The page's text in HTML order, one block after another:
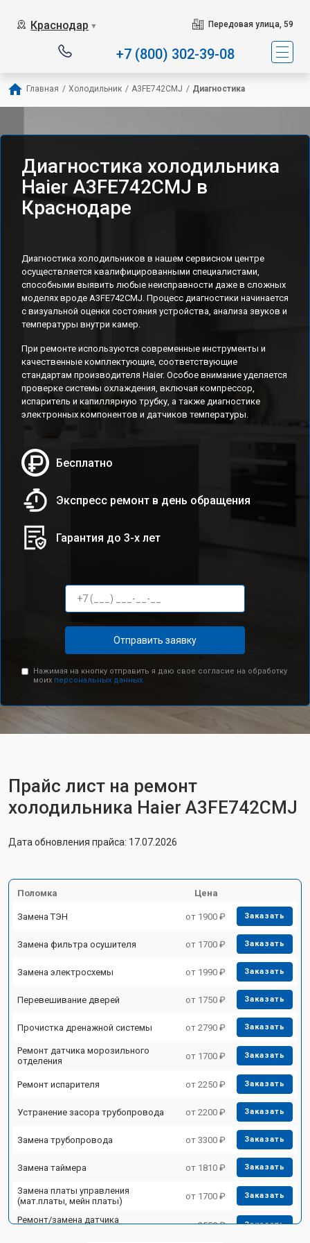
Краснодар ▼ Передовая улица, 59
+7 (800) 302-39-08
Главная / Холодильник / A3FE742CMJ / Диагностика
Диагностика холодильника
Haier A3FE742CMJ в
Краснодаре
Диагностика холодильников в нашем сервисном центре
осуществляется квалифицированными специалистами,
способными выявить любые неисправности даже в сложных
моделях вроде A3FE742CMJ. Процесс диагностики начинается
с визуальной оценки состояния устройства, анализа звуков и
температуры внутри камер.
При ремонте используются современные инструменты и
качественные комплектующие, соответствующие
стандартам производителя Haier. Особое внимание уделяется
проверке системы охлаждения, включая компрессор,
испаритель и капиллярную трубку, а также диагностике
электронных компонентов и датчиков температуры.
Бесплатно
Экспресс ремонт в день обращения
Гарантия до 3-х лет
Отправить заявку
Нажимая на кнопку отправить я даю свое согласие на обработку
моих персональных данных.
Прайс лист на ремонт
холодильника Haier A3FE742CMJ
Дата обновления прайса: 17.07.2026
Поломка Цена
Замена ТЭН от 1900 ₽ Заказать
Замена фильтра осушителя от 1700 ₽ Заказать
Замена электросхемы от 1990 ₽ Заказать
Перевешивание дверей от 1750 ₽ Заказать
Прочистка дренажной системы от 2790 ₽ Заказать
Ремонт датчика морозильного
отделения
от 1700 ₽ Заказать
Ремонт испарителя от 2250 ₽ Заказать
Устранение засора трубопровода от 2200 ₽ Заказать
Замена трубопровода от 3300 ₽ Заказать
Замена таймера от 1810 ₽ Заказать
Замена платы управления
(мат.платы, мейн платы)
от 1700 ₽ Заказать
Ремонт/замена датчика
от 2550 ₽ Заказать